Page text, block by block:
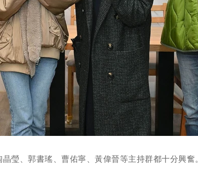
瑩、郭書瑤、曹佑寧、黃偉晉等主持群都十分興奮。